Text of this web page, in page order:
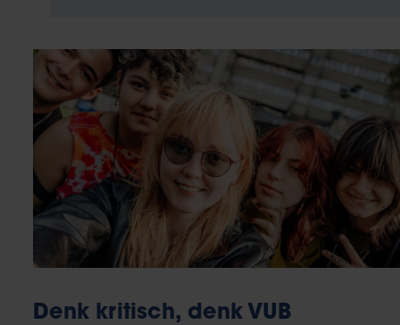
Denk kritisch, denk VUB